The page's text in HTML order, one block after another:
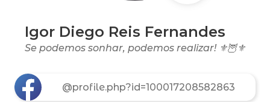
Igor Diego Reis Fernandes
Se podemos sonhar, podemos realizar! ⚜🦉⚜
@profile.php?id=100017208582863